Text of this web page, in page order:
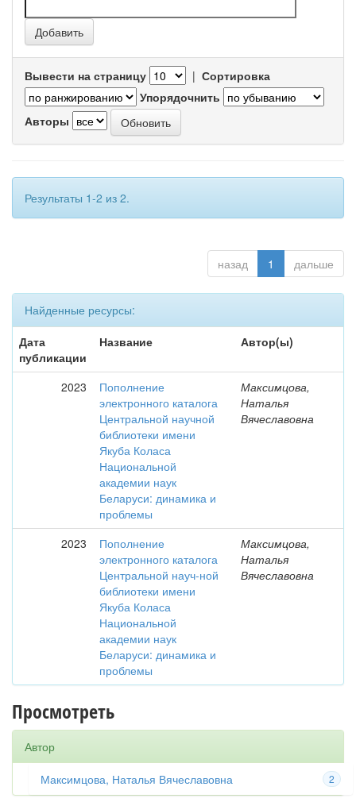
Вывести на страницу | Сортировка
Упорядочнить
Авторы
Результаты 1-2 из 2.
назад 1 дальше
Найденные ресурсы:
Дата
публикации
Название Автор(ы)
2023
Пополнение
электронного каталога
Центральной научной
библиотеки имени
Якуба Коласа
Национальной
академии наук
Беларуси: динамика и
проблемы
Максимцова,
Наталья
Вячеславовна
2023
Пополнение
электронного каталога
Центральной науч-ной
библиотеки имени
Якуба Коласа
Национальной
академии наук
Беларуси: динамика и
проблемы
Максимцова,
Наталья
Вячеславовна
Просмотреть
Автор
2
Максимцова, Наталья Вячеславовна